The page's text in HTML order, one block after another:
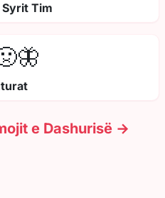
Syrit Tim
e Dashurisë →